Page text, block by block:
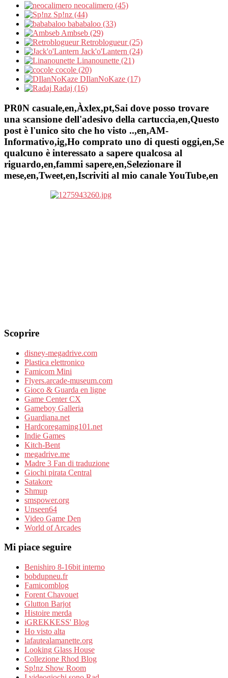
neocalimero (45)
Sp!nz (44)
bababaloo (33)
Ambseb (29)
Retroblogueur (25)
Jack'o'Lantern (24)
Linanounette (21)
cocole (20)
DIlanNoKaze (17)
Radaj (16)
PR0N casuale,en,Àxlex,pt,Sai dove posso trovare
una scansione dell'adesivo della cartuccia,en,Questo
post è l'unico sito che ho visto ..,en,AM-
Informativo,ig,Ho comprato uno di questi oggi,en,Se
qualcuno è interessato a sapere qualcosa al
riguardo,en,fammi sapere,en,Selezionare il
mese,en,Tweet,en,Iscriviti al mio canale YouTube,en
Scoprire
disney-megadrive.com
Plastica elettronico
Famicom Mini
Flyers.arcade-museum.com
Gioco & Guarda en ligne
Game Center CX
Gameboy Galleria
Guardiana.net
Hardcoregaming101.net
Indie Games
Kitch-Bent
megadrive.me
Madre 3 Fan di traduzione
Giochi pirata Central
Satakore
Shmup
smspower.org
Unseen64
Video Game Den
World of Arcades
Mi piace seguire
Benishiro 8-16bit interno
bobdupneu.fr
Famicomblog
Forent Chavouet
Glutton Barjot
Histoire merda
iGREKKESS' Blog
Ho visto alta
lafautealamanette.org
Looking Glass House
Collezione Rhod Blog
Sp!nz Show Room